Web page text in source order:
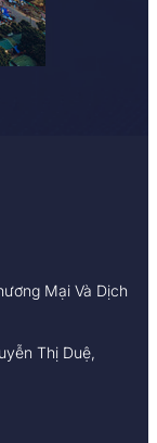
Mại Và Dịch
Thị Duệ,